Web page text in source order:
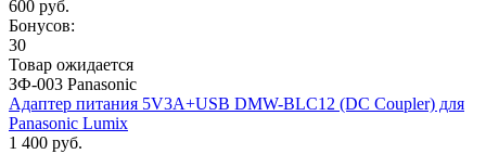
600 руб.
Бонусов:
30
Товар ожидается
ЗФ-003 Panasonic
Адаптер питания 5V3A+USB DMW-BLC12 (DC Coupler) для
Panasonic Lumix
1 400 руб.